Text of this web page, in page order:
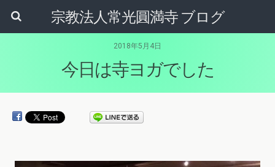
宗教法人常光圓満寺 ブログ
2018年5月4日
今日は寺ヨガでした